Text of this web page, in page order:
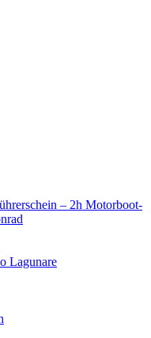
– 2h Motorboot-
Lagunare